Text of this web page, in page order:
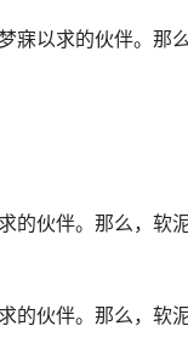
寐以求的伙伴。那
的伙伴。那么，软
的伙伴。那么，软